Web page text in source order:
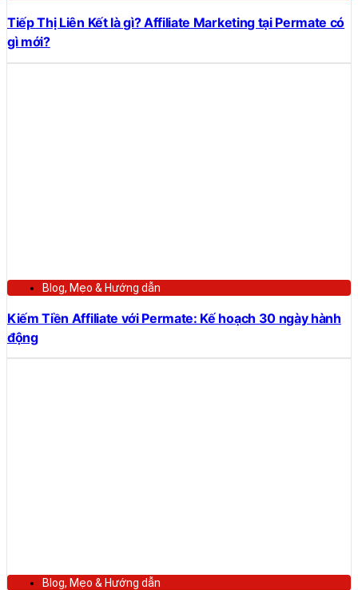
Tiếp Thị Liên Kết là gì? Affiliate Marketing tại Permate có
gì mới?
Blog, Mẹo & Hướng dẫn
Kiếm Tiền Affiliate với Permate: Kế hoạch 30 ngày hành
động
Blog, Mẹo & Hướng dẫn